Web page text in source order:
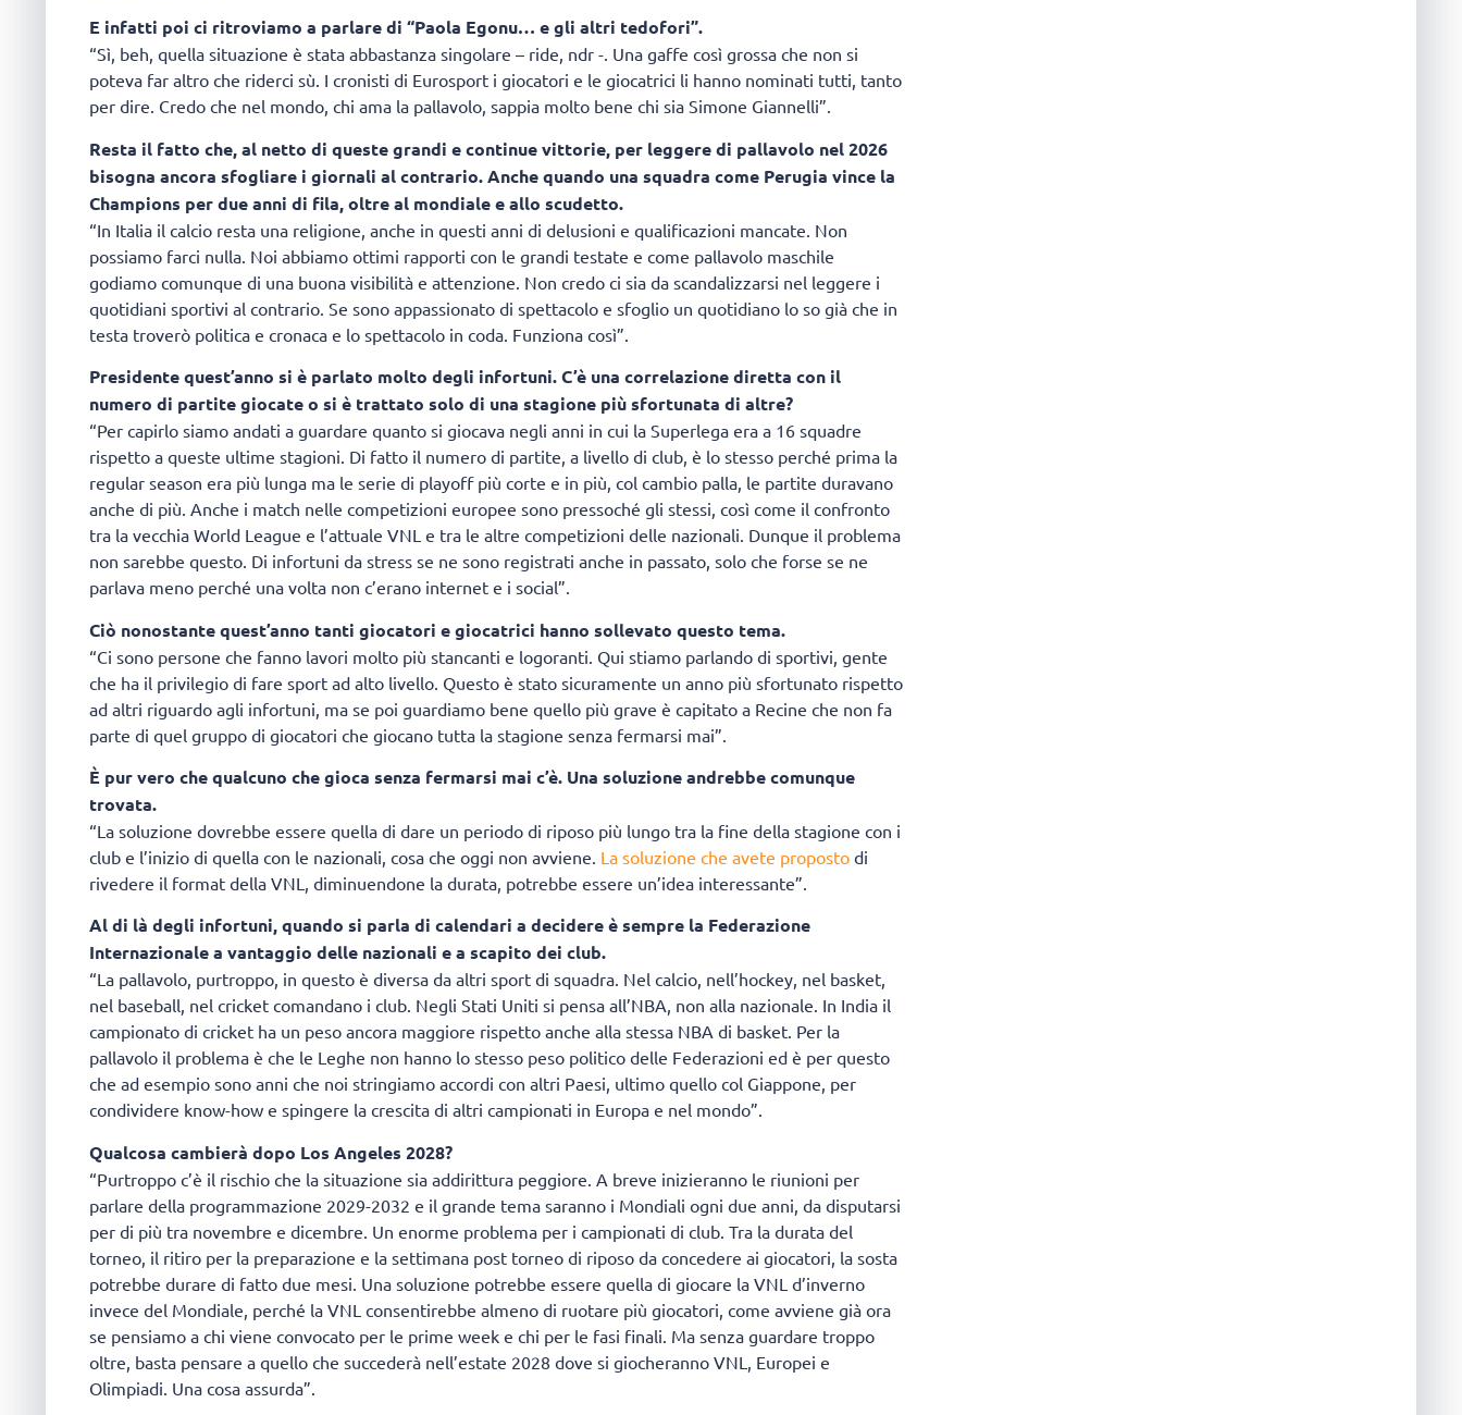
E infatti poi ci ritroviamo a parlare di “Paola Egonu… e gli altri tedofori”.
“Sì, beh, quella situazione è stata abbastanza singolare – ride, ndr -. Una gaffe così grossa che non si
poteva far altro che riderci sù. I cronisti di Eurosport i giocatori e le giocatrici li hanno nominati tutti, tanto
per dire. Credo che nel mondo, chi ama la pallavolo, sappia molto bene chi sia Simone Giannelli”.
Resta il fatto che, al netto di queste grandi e continue vittorie, per leggere di pallavolo nel 2026
bisogna ancora sfogliare i giornali al contrario.Anche quando una squadra come Perugia vince la
Champions per due anni di fila, oltre al mondiale e allo scudetto.
“In Italia il calcio resta una religione, anche in questi anni di delusioni e qualificazioni mancate. Non
possiamo farci nulla. Noi abbiamo ottimi rapporti con le grandi testate e come pallavolo maschile
godiamo comunque di una buona visibilità e attenzione. Non credo ci sia da scandalizzarsi nel leggere i
quotidiani sportivi al contrario. Se sono appassionato di spettacolo e sfoglio un quotidiano lo so già che in
testa troverò politica e cronaca e lo spettacolo in coda. Funziona così”.
Presidente quest’anno si è parlato molto degli infortuni. C’è una correlazione diretta con il
numero di partite giocate o si è trattato solo di una stagione più sfortunata di altre?
“Per capirlo siamo andati a guardare quanto si giocava negli anni in cui la Superlega era a 16 squadre
rispetto a queste ultime stagioni. Di fatto il numero di partite, a livello di club, è lo stesso perché prima la
regular season era più lunga ma le serie di playoff più corte e in più, col cambio palla, le partite duravano
anche di più. Anche i match nelle competizioni europee sono pressoché gli stessi, così come il confronto
tra la vecchia World League e l’attuale VNL e tra le altre competizioni delle nazionali. Dunque il problema
non sarebbe questo. Di infortuni da stress se ne sono registrati anche in passato, solo che forse se ne
parlava meno perché una volta non c’erano internet e i social”.
Ciò nonostante quest’anno tanti giocatori e giocatrici hanno sollevato questo tema.
“Ci sono persone che fanno lavori molto più stancanti e logoranti. Qui stiamo parlando di sportivi, gente
che ha il privilegio di fare sport ad alto livello. Questo è stato sicuramente un anno più sfortunato rispetto
ad altri riguardo agli infortuni, ma se poi guardiamo bene quello più grave è capitato a Recine che non fa
parte di quel gruppo di giocatori che giocano tutta la stagione senza fermarsi mai”.
È pur vero che qualcuno che gioca senza fermarsi mai c’è. Una soluzione andrebbe comunque
trovata.
“La soluzione dovrebbe essere quella di dare un periodo di riposo più lungo tra la fine della stagione con i
club e l’inizio di quella con le nazionali, cosa che oggi non avviene. La soluzione che avete proposto di
rivedere il format della VNL, diminuendone la durata, potrebbe essere un’idea interessante”.
Al di là degli infortuni, quando si parla di calendari a decidere è sempre la Federazione
Internazionale a vantaggio delle nazionali e a scapito dei club.
“La pallavolo, purtroppo, in questo è diversa da altri sport di squadra. Nel calcio, nell’hockey, nel basket,
nel baseball, nel cricket comandano i club. Negli Stati Uniti si pensa all’NBA, non alla nazionale. In India il
campionato di cricket ha un peso ancora maggiore rispetto anche alla stessa NBA di basket. Per la
pallavolo il problema è che le Leghe non hanno lo stesso peso politico delle Federazioni ed è per questo
che ad esempio sono anni che noi stringiamo accordi con altri Paesi, ultimo quello col Giappone, per
condividere know-how e spingere la crescita di altri campionati in Europa e nel mondo”.
Qualcosa cambierà dopo Los Angeles 2028?
“Purtroppo c’è il rischio che la situazione sia addirittura peggiore. A breve inizieranno le riunioni per
parlare della programmazione 2029-2032 e il grande tema saranno i Mondiali ogni due anni, da disputarsi
per di più tra novembre e dicembre. Un enorme problema per i campionati di club. Tra la durata del
torneo, il ritiro per la preparazione e la settimana post torneo di riposo da concedere ai giocatori, la sosta
potrebbe durare di fatto due mesi. Una soluzione potrebbe essere quella di giocare la VNL d’inverno
invece del Mondiale, perché la VNL consentirebbe almeno di ruotare più giocatori, come avviene già ora
se pensiamo a chi viene convocato per le prime week e chi per le fasi finali. Ma senza guardare troppo
oltre, basta pensare a quello che succederà nell’estate 2028 dove si giocheranno VNL, Europei e
Olimpiadi. Una cosa assurda”.